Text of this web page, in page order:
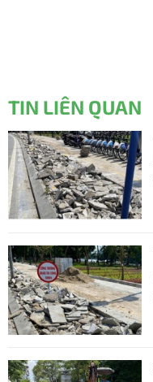
TIN LIÊN QUAN